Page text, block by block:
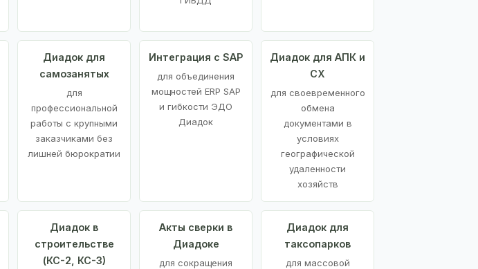
Диадок для
самозанятых
для
профессиональной
работы с крупными
заказчиками без
лишней бюрократии
Интеграция с SAP
для объединения
мощностей ERP SAP
и гибкости ЭДО
Диадок
Диадок для АПК и
СХ
для своевременного
обмена
документами в
условиях
географической
удаленности
хозяйств
Диадок в
строительстве
(КС-2, КС-3)
Акты сверки в
Диадоке
для сокращения
Диадок для
таксопарков
для массовой